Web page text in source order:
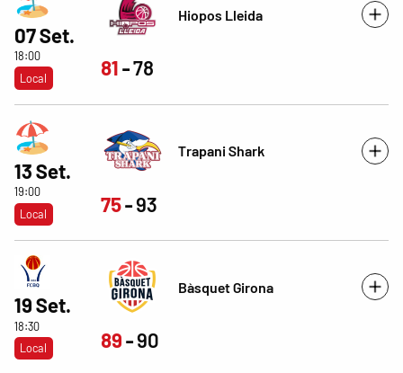
07 Set.
18:00
Local
Hiopos Lleida
81 78
13 Set.
19:00
Local
Trapani Shark
75 93
19 Set.
18:30
Local
Bàsquet Girona
89 90